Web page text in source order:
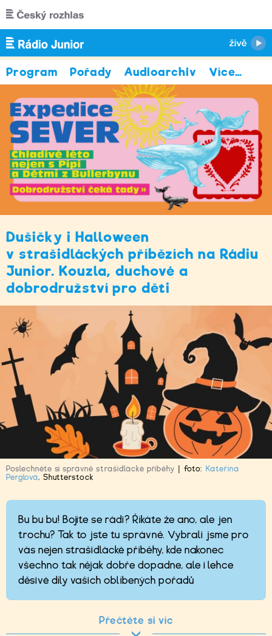
Přejít k hlavnímu obsahu
Program Pořady Audioarchiv Více…
Dušičky i Halloween
v strašidláckých příbězích na Rádiu
Junior. Kouzla, duchové a
dobrodružství pro děti
Poslechněte si správně strašidlácké příběhy foto: Kateřina
Perglová, Shutterstock
Bu bu bu! Bojíte se rádi? Říkáte že ano, ale jen
trochu? Tak to jste tu správně. Vybrali jsme pro
vás nejen strašidlácké příběhy, kde nakonec
všechno tak nějak dobře dopadne, ale i lehce
děsivé díly vašich oblíbených pořadů
Přečtěte si víc